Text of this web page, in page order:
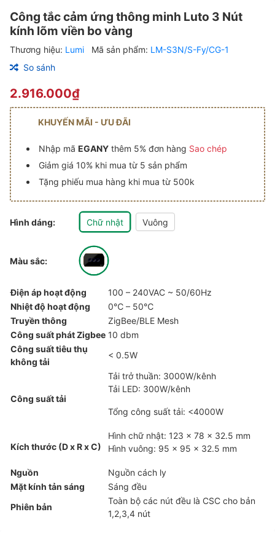
Công tắc cảm ứng thông minh Luto 3 Nút
kính lõm viền bo vàng
Thương hiệu: Lumi Mã sản phẩm: LM-S3N/S-Fy/CG-1
So sánh
2.916.000₫
KHUYẾN MÃI - ƯU ĐÃI
Nhập mã EGANYthêm 5% đơn hàng Sao chép
Giảm giá 10% khi mua từ 5 sản phẩm
Tặng phiếu mua hàng khi mua từ 500k
Hình dáng: Chữ nhật Vuông
Màu sắc:
Điện áp hoạt động
100 – 240VAC ~ 50/60Hz
Nhiệt độ hoạt động
0℃ – 50℃
Truyền thông
ZigBee/BLE Mesh
Công suất phát Zigbee 10 dbm
Công suất tiêu thụ
không tải
< 0.5W
Công suất tải
Tải trở thuần: 3000W/kênh
Tải LED: 300W/kênh
Tổng công suất tải: <4000W
Kích thước (D x R x C)
Hình chữ nhật: 123 x 78 x 32.5 mm
Hình vuông: 95 x 95 x 32.5 mm
Nguồn
Nguồn cách ly
Mặt kính tản sáng
Sáng đều
Phiên bản
Toàn bộ các nút đều là CSC cho bản
1,2,3,4 nút